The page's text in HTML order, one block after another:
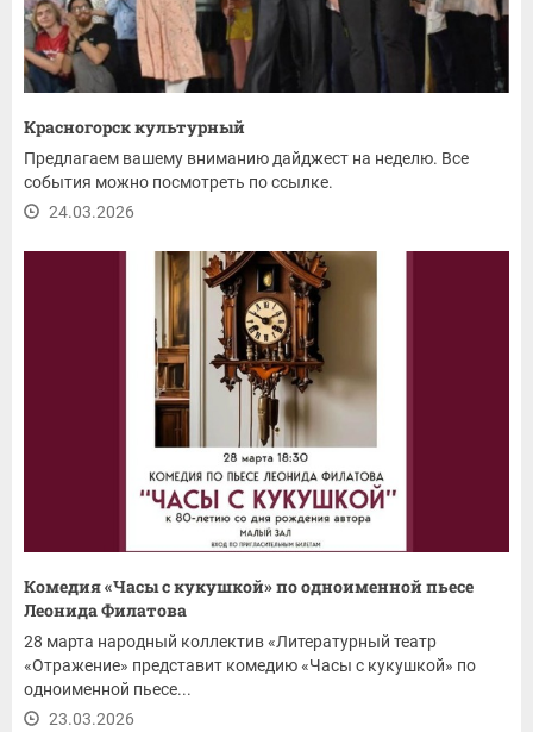
Красногорск культурный
Предлагаем вашему вниманию дайджест на неделю. Все
события можно посмотреть по ссылке.
24.03.2026
Комедия «Часы с кукушкой» по одноименной пьесе
Леонида Филатова
28 марта народный коллектив «Литературный театр
«Отражение» представит комедию «Часы с кукушкой» по
одноименной пьесе...
23.03.2026